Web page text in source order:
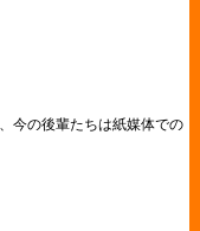
今の後輩たちは紙媒体での